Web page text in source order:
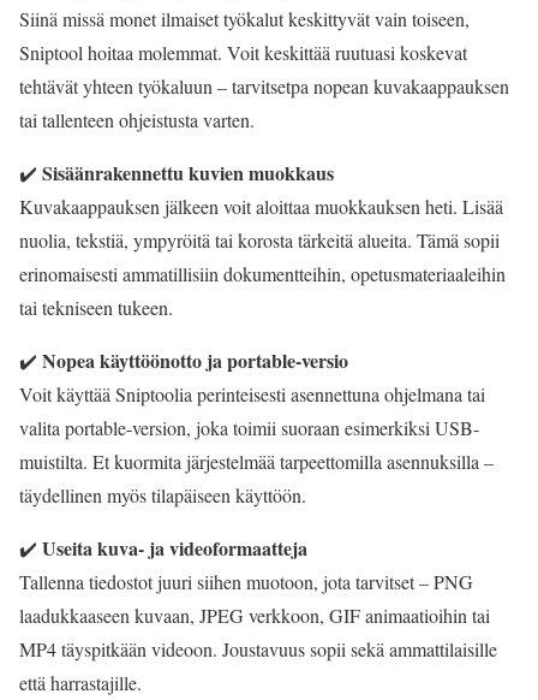
Siinä missä monet ilmaiset työkalut keskittyvät vain toiseen,
Sniptool hoitaa molemmat. Voit keskittää ruutuasi koskevat
tehtävät yhteen työkaluun – tarvitsetpa nopean kuvakaappauksen
tai tallenteen ohjeistusta varten.
✔️ Sisäänrakennettu kuvien muokkaus
Kuvakaappauksen jälkeen voit aloittaa muokkauksen heti. Lisää
nuolia, tekstiä, ympyröitä tai korosta tärkeitä alueita. Tämä sopii
erinomaisesti ammatillisiin dokumentteihin, opetusmateriaaleihin
tai tekniseen tukeen.
✔️ Nopea käyttöönotto ja portable-versio
Voit käyttää Sniptoolia perinteisesti asennettuna ohjelmana tai
valita portable-version, joka toimii suoraan esimerkiksi USB-
muistilta. Et kuormita järjestelmää tarpeettomilla asennuksilla –
täydellinen myös tilapäiseen käyttöön.
✔️ Useita kuva- ja videoformaatteja
Tallenna tiedostot juuri siihen muotoon, jota tarvitset – PNG
laadukkaaseen kuvaan, JPEG verkkoon, GIF animaatioihin tai
MP4 täyspitkään videoon. Joustavuus sopii sekä ammattilaisille
että harrastajille.